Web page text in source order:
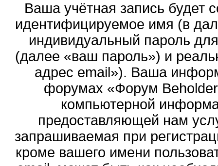
Ваша учётная запись будет
идентифицируемое имя (в
индивидуальный пароль
(далее «ваш пароль») и
адрес email»). Ваша
форумах «Форум
компьютерной
предоставляющей нам
запрашиваемая при
кроме вашего имени